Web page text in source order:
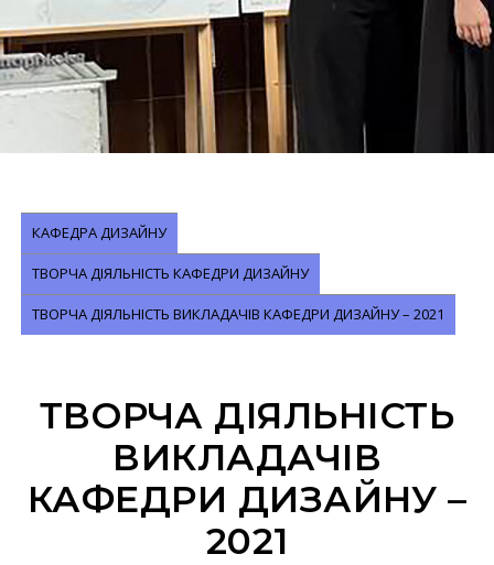
КАФЕДРА ДИЗАЙНУ
ТВОРЧА ДІЯЛЬНІСТЬ КАФЕДРИ ДИЗАЙНУ
ТВОРЧА ДІЯЛЬНІСТЬ ВИКЛАДАЧІВ КАФЕДРИ ДИЗАЙНУ – 2021
ТВОРЧА ДІЯЛЬНІСТЬ
ВИКЛАДАЧІВ
КАФЕДРИ ДИЗАЙНУ –
2021